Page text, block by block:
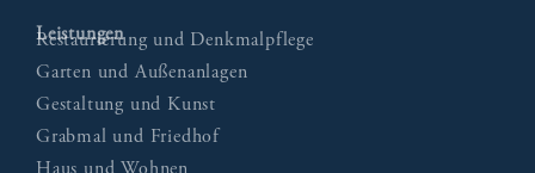
Leistungen
Restaurierung und Denkmalpflege
Garten und Außenanlagen
Gestaltung und Kunst
Grabmal und Friedhof